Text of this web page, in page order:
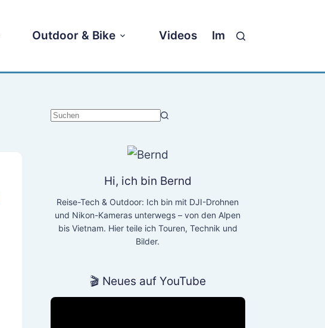
Outdoor & Bike Videos Impressum
Hi, ich bin Bernd
Reise-Tech & Outdoor: Ich bin mit DJI-Drohnen
und Nikon-Kameras unterwegs – von den Alpen
bis Vietnam. Hier teile ich Touren, Technik und
Bilder.
🎬 Neues auf YouTube